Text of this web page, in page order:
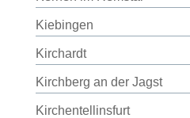
Kiebingen
Kirchardt
Kirchberg an der Jagst
Kirchentellinsfurt